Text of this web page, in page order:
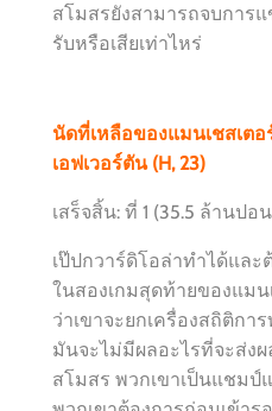
สโมสรยังสามารถจบการ
รับหรือเสียเท่าไหร่
นัดที่เหลือของแมนเชสเตอ
เอฟเวอร์ตัน (H, 23)
เสร็จสิ้น: ที่ 1 (35.5 ล้านปอ
เป๊ปกวาร์ดิโอล่าทำได้แล
ในสองเกมสุดท้ายของแม
ว่าเขาจะยกเครื่องสถิติก
มันจะไม่มีผลอะไรที่จะส่ง
สโมสร พวกเขาเป็นแชมป์